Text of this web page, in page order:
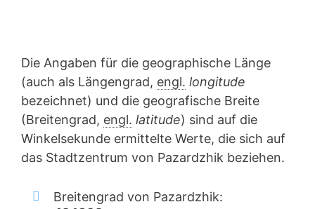
Die Angaben für die geographische Länge
(auch als Längengrad, engl. longitude
bezeichnet) und die geografische Breite
(Breitengrad, engl. latitude) sind auf die
Winkelsekunde ermittelte Werte, die sich auf
das Stadtzentrum von Pazardzhik beziehen.
Breitengrad von Pazardzhik: